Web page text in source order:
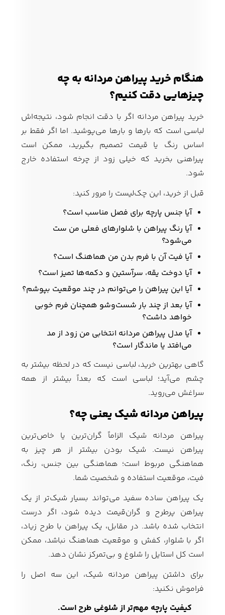
هنگام خرید پیراهن مردانه به چه
چیزهایی دقت کنیم؟
خرید پیراهن مردانه اگر با دقت انجام شود، نتیجه‌اش
لباسی است که بارها و بارها می‌پوشید. اما اگر فقط بر
اساس رنگ یا قیمت تصمیم بگیرید، ممکن است
پیراهنی بخرید که خیلی زود از چرخه استفاده خارج
شود.
قبل از خرید، این چک‌لیست را مرور کنید:
آیا جنس پارچه برای فصل مناسب است؟
آیا رنگ پیراهن با شلوارهای فعلی من ست
می‌شود؟
آیا فیت آن با فرم بدن من هماهنگ است؟
آیا دوخت یقه، سرآستین و دکمه‌ها تمیز است؟
آیا این پیراهن را می‌توانم در چند موقعیت بپوشم؟
آیا بعد از چند بار شست‌وشو همچنان فرم خوبی
خواهد داشت؟
آیا مدل پیراهن مردانه انتخابی من زود از مد
می‌افتد یا ماندگار است؟
گاهی بهترین خرید، لباسی نیست که در لحظه بیشتر به
چشم می‌آید؛ لباسی است که بعداً بیشتر از همه
سراغش می‌روید.
پیراهن مردانه شیک یعنی چه؟
پیراهن مردانه شیک الزاماً گران‌ترین یا خاص‌ترین
پیراهن نیست. شیک بودن بیشتر از هر چیز به
هماهنگی مربوط است؛ هماهنگی بین جنس، رنگ،
فیت، موقعیت استفاده و شخصیت شما.
یک پیراهن ساده سفید می‌تواند بسیار شیک‌تر از یک
پیراهن پرطرح و گران‌قیمت دیده شود، اگر درست
انتخاب شده باشد. در مقابل، یک پیراهن با طرح زیاد،
اگر با شلوار، کفش و موقعیت هماهنگ نباشد، ممکن
است کل استایل را شلوغ و بی‌تمرکز نشان دهد.
برای داشتن پیراهن مردانه شیک، این سه اصل را
فراموش نکنید:
کیفیت پارچه مهم‌تر از شلوغی طرح است.